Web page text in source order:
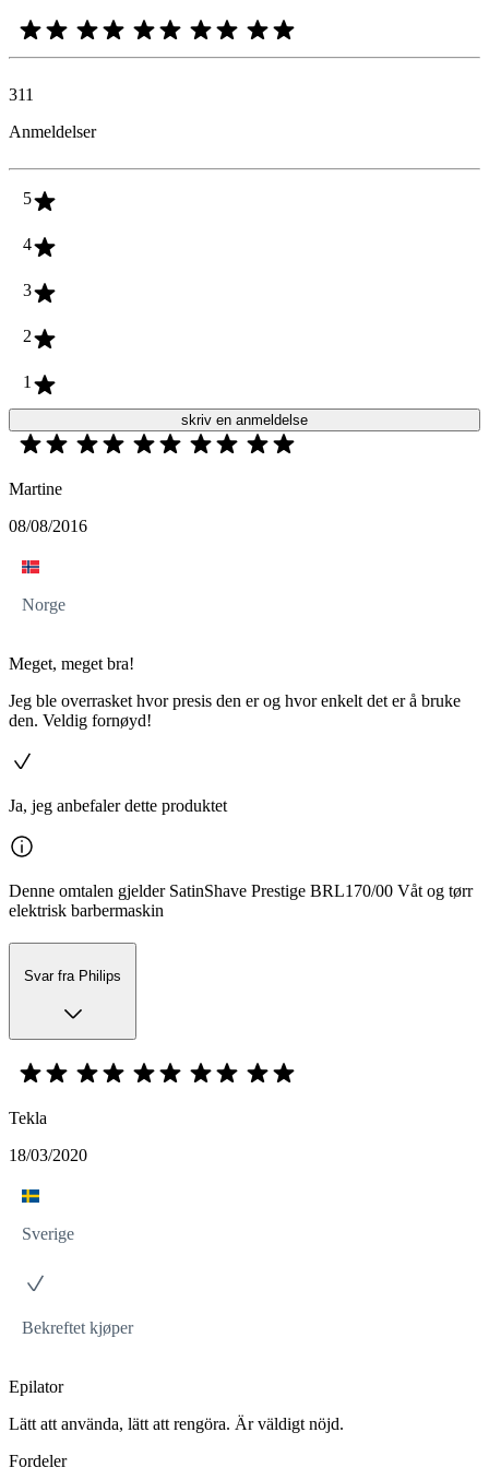
311
Anmeldelser
5
4
3
2
1
skriv en anmeldelse
Martine
08/08/2016
Norge
Meget, meget bra!
Jeg ble overrasket hvor presis den er og hvor enkelt det er å bruke
den. Veldig fornøyd!
Ja, jeg anbefaler dette produktet
Denne omtalen gjelder SatinShave Prestige BRL170/00 Våt og tørr
elektrisk barbermaskin
Svar fra Philips
Tekla
18/03/2020
Sverige
Bekreftet kjøper
Epilator
Lätt att använda, lätt att rengöra. Är väldigt nöjd.
Fordeler